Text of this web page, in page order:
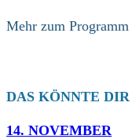
Mehr zum
DAS KÖNNTE
14. NOVEMBER